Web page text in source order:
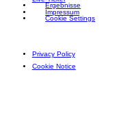
Ergebnisse
Impressum
Cookie Settings
Privacy Policy
Cookie Notice